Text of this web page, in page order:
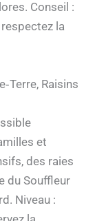
Conseil :
la
Raisins
et
des raies
du Souffleur
Niveau :